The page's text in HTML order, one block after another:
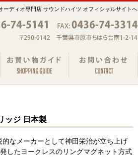
ーディオ専門店 サウンドハイツ オフィシャルサイトへ
ッジ 日本製
なメーカーとして神田栄治が立ち上げ
したヨークレスのリングマグネット方式